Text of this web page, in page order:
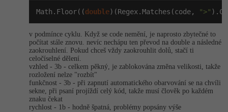
Math.Floor((double)(Regex.Matches(code, ">"
v podmínce cyklu. Když se code nemění, je naprosto zbytečné to
počítat stále znovu. nevíc nechápu ten převod na double a následné
zaokrouhlení. Pokud chceš vždy zaokrouhlit dolů, stačí ti
celočíselné dělení.
vzhled - 3b - celkem pěkný, je zablokována změna velikosti, takže
rozložení nelze "rozbít"
funkčnost - 3b - při zapnutí automatického obarvování se na chvíli
sekne, při psaní projíždí celý kód, takže musí člověk po každém
znaku čekat
rychlost - 1b - hodně špatná, problémy popsány výše